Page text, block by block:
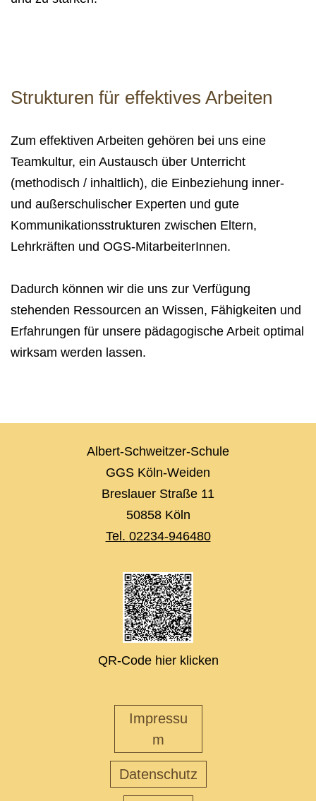
Strukturen für effektives Arbeiten
Zum effektiven Arbeiten gehören bei uns eine
Teamkultur, ein Austausch über Unterricht
(methodisch / inhaltlich), die Einbeziehung inner-
und außerschulischer Experten und gute
Kommunikationsstrukturen zwischen Eltern,
Lehrkräften und OGS-MitarbeiterInnen.
Dadurch können wir die uns zur Verfügung
stehenden Ressourcen an Wissen, Fähigkeiten und
Erfahrungen für unsere pädagogische Arbeit optimal
wirksam werden lassen.
Albert-Schweitzer-Schule
GGS Köln-Weiden
Breslauer Straße 11
50858 Köln
Tel. 02234-946480
QR-Code hier klicken
Impressu
m
Datenschutz